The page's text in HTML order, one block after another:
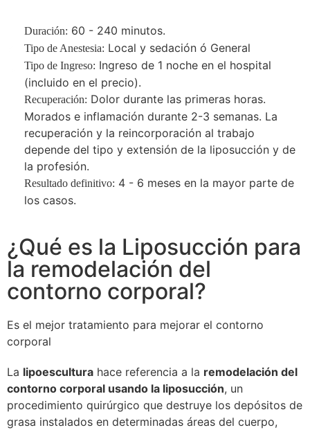
Duración: 60 - 240 minutos.
Tipo de Anestesia: Local y sedación ó General
Tipo de Ingreso: Ingreso de 1 noche en el hospital
(incluido en el precio).
Recuperación: Dolor durante las primeras horas.
Morados e inflamación durante 2-3 semanas. La
recuperación y la reincorporación al trabajo
depende del tipo y extensión de la liposucción y de
la profesión.
Resultado definitivo: 4 - 6 meses en la mayor parte de
los casos.
¿Qué es la Liposucción para
la remodelación del
contorno corporal?
Es el mejor tratamiento para mejorar el contorno
corporal
La lipoescultura hace referencia a la remodelación del
contorno corporal usando la liposucción, un
procedimiento quirúrgico que destruye los depósitos de
grasa instalados en determinadas áreas del cuerpo,